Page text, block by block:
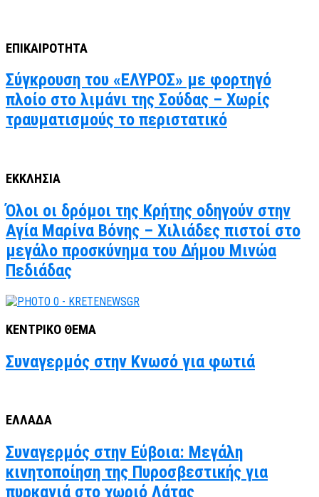
ΕΠΙΚΑΙΡΟΤΗΤΑ
Σύγκρουση του «ΕΛΥΡΟΣ» με φορτηγό
πλοίο στο λιμάνι της Σούδας – Χωρίς
τραυματισμούς το περιστατικό
ΕΚΚΛΗΣΙΑ
Όλοι οι δρόμοι της Κρήτης οδηγούν στην
Αγία Μαρίνα Βόνης – Χιλιάδες πιστοί στο
μεγάλο προσκύνημα του Δήμου Μινώα
Πεδιάδας
ΚΕΝΤΡΙΚΟ ΘΕΜΑ
Συναγερμός στην Κνωσό για φωτιά
ΕΛΛΑΔΑ
Συναγερμός στην Εύβοια: Μεγάλη
κινητοποίηση της Πυροσβεστικής για
πυρκαγιά στο χωριό Λάτας